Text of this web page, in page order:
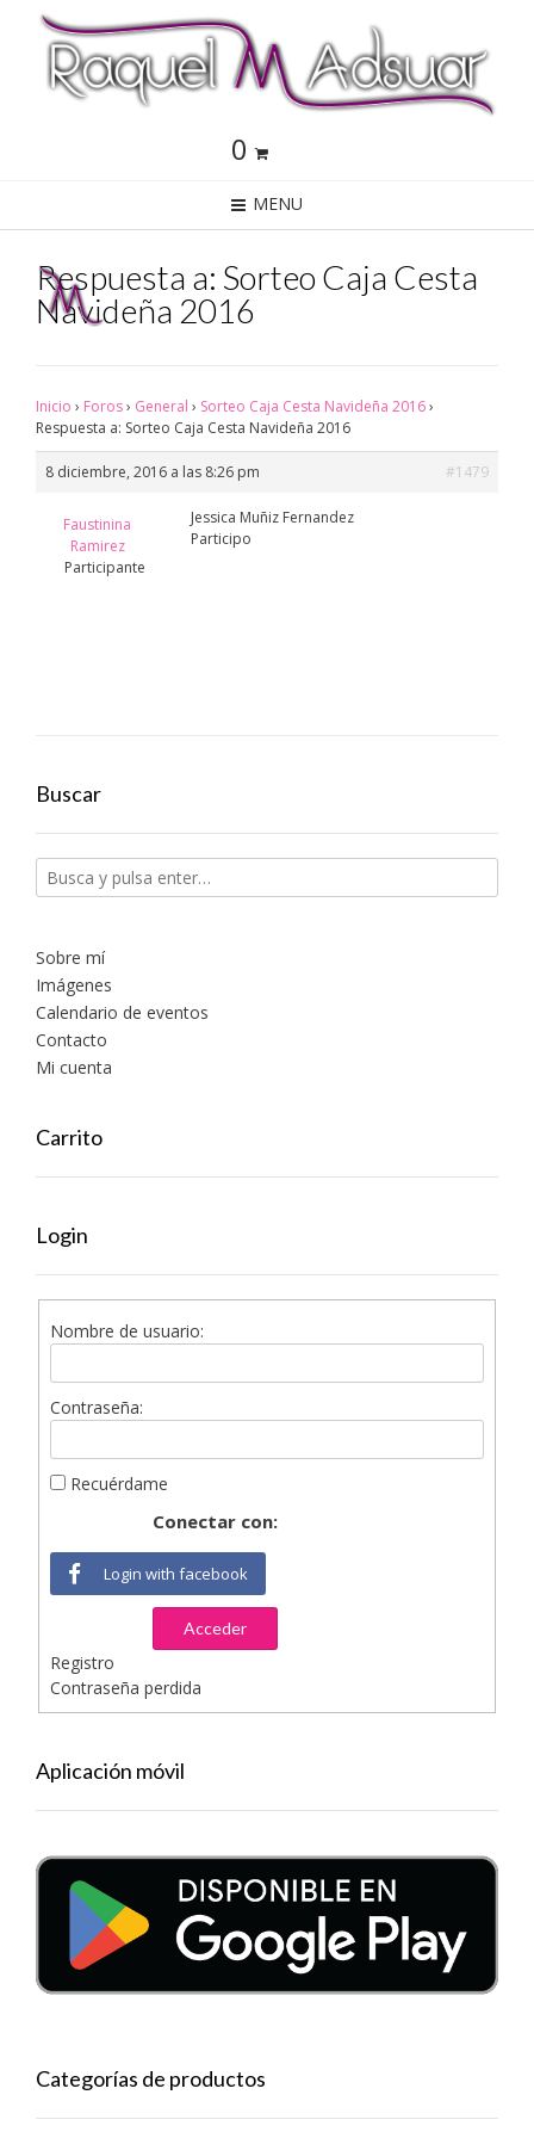
0
MENU
Respuesta a: Sorteo Caja Cesta
Navideña 2016
Inicio › Foros› General › Sorteo Caja Cesta Navideña 2016›
Respuesta a: Sorteo Caja Cesta Navideña 2016
8 diciembre, 2016 a las 8:26 pm #1479
Faustinina
Ramirez
Participante
Jessica Muñiz Fernandez
Participo
Buscar
Sobre mí
Imágenes
Calendario de eventos
Contacto
Mi cuenta
Carrito
Login
Nombre de usuario:
Contraseña:
Recuérdame
Conectar con:
Login with facebook
Acceder
Registro
Contraseña perdida
Aplicación móvil
Categorías de productos